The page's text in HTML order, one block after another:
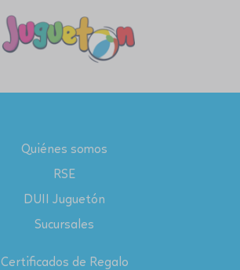
Quiénes somos
RSE
DUII Juguetón
Sucursales
Certificados de Regalo